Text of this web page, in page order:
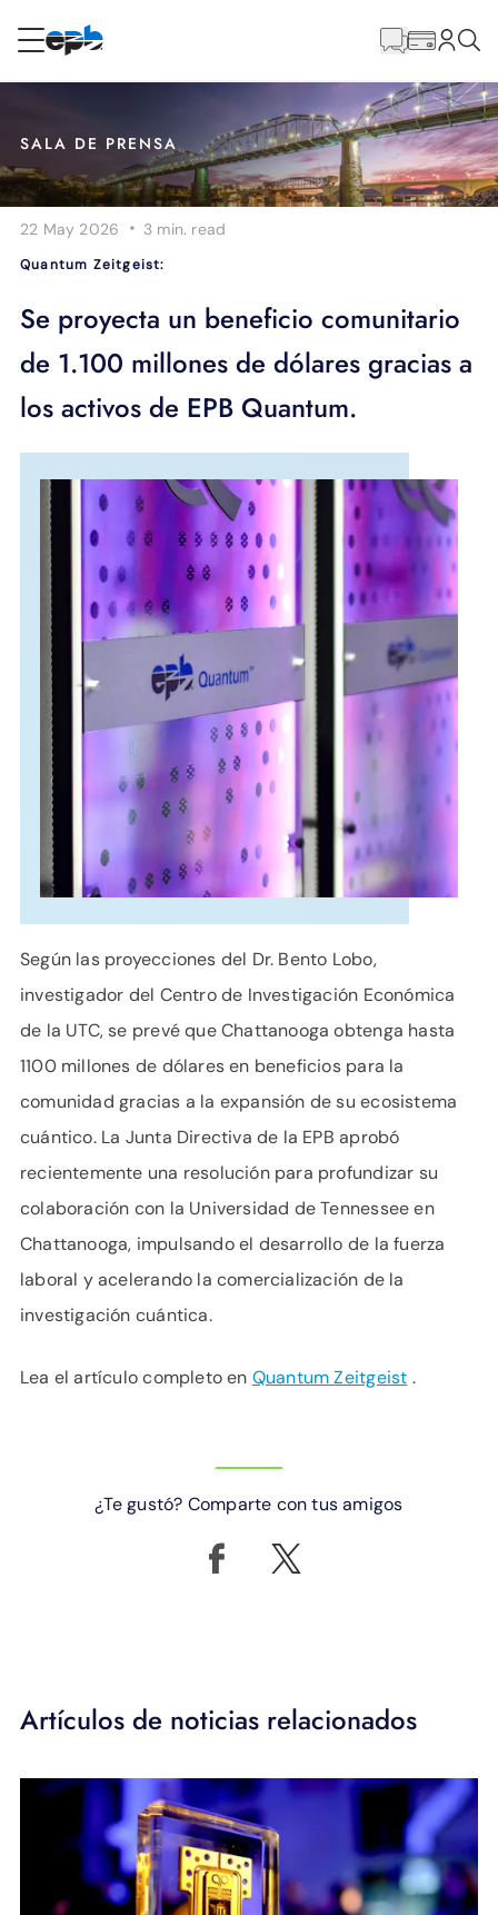
Internet
Energía
Televisión
Teléfono
APOYO
IDIOMA
principal
SALA DE PRENSA
22 May 2026 · 3 min. read
Quantum Zeitgeist:
Se proyecta un beneficio comunitario
de 1.100 millones de dólares gracias a
los activos de EPB Quantum.
Según las proyecciones del Dr. Bento Lobo,
investigador del Centro de Investigación Económica
de la UTC, se prevé que Chattanooga obtenga hasta
1100 millones de dólares en beneficios para la
comunidad gracias a la expansión de su ecosistema
cuántico. La Junta Directiva de la EPB aprobó
recientemente una resolución para profundizar su
colaboración con la Universidad de Tennessee en
Chattanooga, impulsando el desarrollo de la fuerza
laboral y acelerando la comercialización de la
investigación cuántica.
Lea el artículo completo en Quantum Zeitgeist .
¿Te gustó? Comparte con tus amigos
Artículos de noticias relacionados